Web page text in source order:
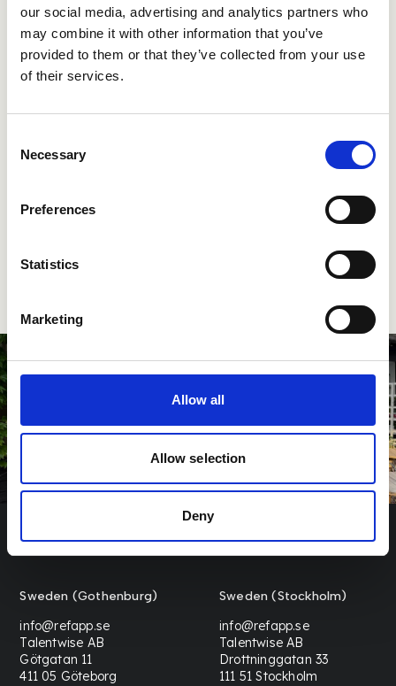
our social media, advertising and analytics partners who
may combine it with other information that you’ve
provided to them or that they’ve collected from your use
of their services.
Selection
Necessary
Preferences
Statistics
Marketing
Allow all
Allow selection
Deny
apoyo
Si tiene alguna pregunta sobre nuestro producto
o si tiene problemas, no dude en llamarnos a
todos hablamos inglés para su apoyo)
+46 (0) 102 63 38 00
Sweden (Gothenburg)
info@refapp.se
Talentwise AB
Götgatan 11
411 05 Göteborg
Sweden (Stockholm)
info@refapp.se
Talentwise AB
Drottninggatan 33
111 51 Stockholm